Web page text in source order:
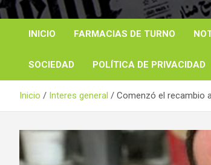
Informe 21
Noticas reales
INICIO FARMACIAS DE TURNO
SOCIEDAD POLÍTICA DE PRIVACIDAD
Inicio Interes general Comenzó el recambio